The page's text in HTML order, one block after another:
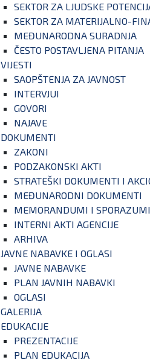
SEKTOR ZA LJUDSKE
SEKTOR ZA MATERIJALNO-
MEĐUNARODNA SURADNJA
ČESTO POSTAVLJENA PITANJA
VIJESTI
SAOPŠTENJA ZA JAVNOST
INTERVJUI
GOVORI
NAJAVE
DOKUMENTI
ZAKONI
PODZAKONSKI AKTI
STRATEŠKI DOKUMENTI I
MEĐUNARODNI DOKUMENTI
MEMORANDUMI I SPORAZUMI
INTERNI AKTI AGENCIJE
ARHIVA
JAVNE NABAVKE I OGLASI
JAVNE NABAVKE
PLAN JAVNIH NABAVKI
OGLASI
GALERIJA
EDUKACIJE
PREZENTACIJE
PLAN EDUKACIJA